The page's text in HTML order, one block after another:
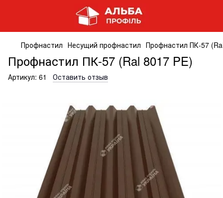
Профнастил Несущий профнастил Профнастил ПК-57
Профнастил ПК-57 (Ral 8017 PE)
Артикул: 61 Оставить отзыв